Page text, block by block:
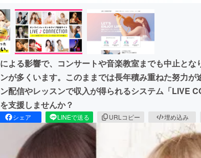
よる影響で、コンサートや音楽教室までも中止とな
が多くいます。このままでは長年積み重ねた努力が
配信やレッスンで収入が得られるシステム「LIVE
支援しませんか？
シェア LINEで送る URLコピー 埋め込み